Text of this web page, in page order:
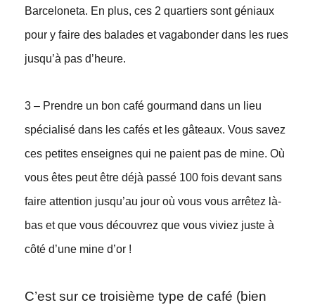
Barceloneta. En plus, ces 2 quartiers sont géniaux
pour y faire des balades et vagabonder dans les rues
jusqu’à pas d’heure.
3 – Prendre un bon café gourmand dans un lieu
spécialisé dans les cafés et les gâteaux. Vous savez
ces petites enseignes qui ne paient pas de mine. Où
vous êtes peut être déjà passé 100 fois devant sans
faire attention jusqu’au jour où vous vous arrêtez là-
bas et que vous découvrez que vous viviez juste à
côté d’une mine d’or !
C’est sur ce troisième type de café (bien